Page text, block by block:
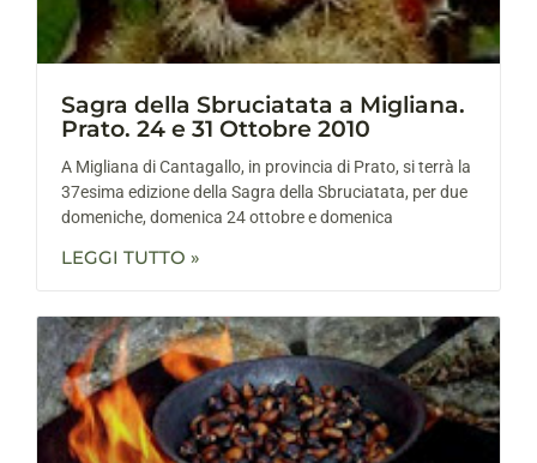
Sagra della Sbruciatata a Migliana.
Prato. 24 e 31 Ottobre 2010
A Migliana di Cantagallo, in provincia di Prato, si terrà la
37esima edizione della Sagra della Sbruciatata, per due
domeniche, domenica 24 ottobre e domenica
LEGGI TUTTO »